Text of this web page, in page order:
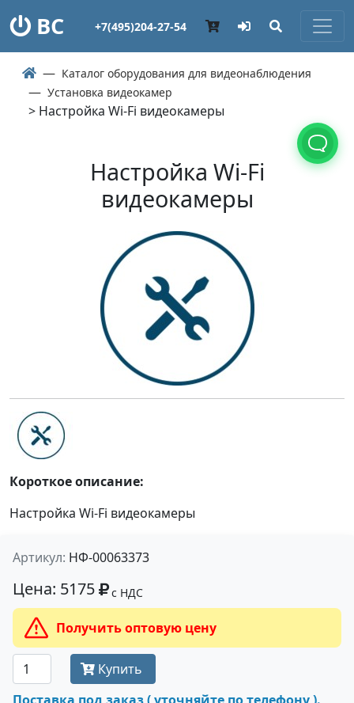
ВС +7(495)204-27-54
Каталог оборудования для видеонаблюдения
Установка видеокамер
> Настройка Wi-Fi видеокамеры
Настройка Wi-Fi
видеокамеры
Короткое описание:
Настройка Wi-Fi видеокамеры
Артикул: НФ-00063373
Цена: 5175 с НДС
Получить оптовую цену
Купить